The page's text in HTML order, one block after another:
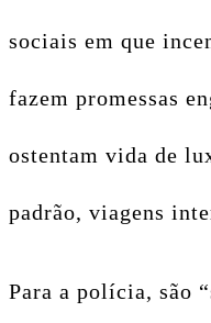
sociais em que
fazem promessas
ostentam vida de
padrão, viagens
Para a polícia, são